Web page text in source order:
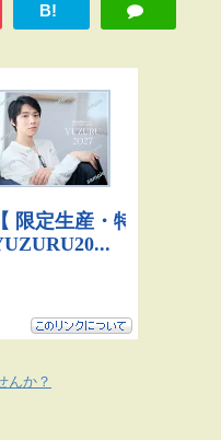
B!
んか？